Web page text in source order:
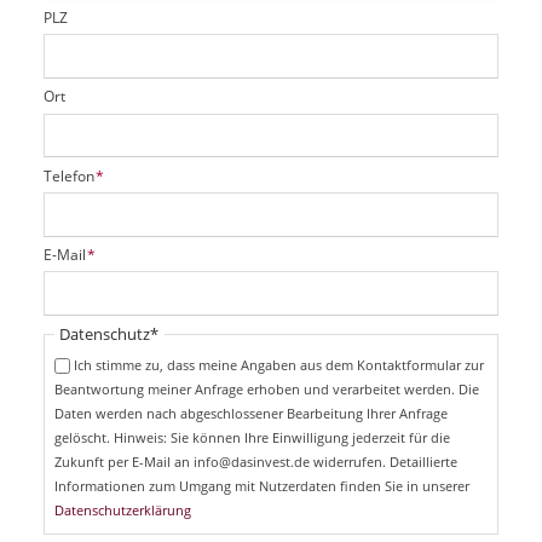
d
PLZ
Ort
P
f
i
c
t
f
Telefon*
P
f
i
E-Mail*
Pflichtfeld
Datenschutz*
Ich stimme zu, dass meine Angaben aus dem Kontaktformular zur
Beantwortung meiner Anfrage erhoben und verarbeitet werden. Die
Daten werden nach abgeschlossener Bearbeitung Ihrer Anfrage
gelöscht. Hinweis: Sie können Ihre Einwilligung jederzeit für die
Zukunft per E-Mail an info@dasinvest.de widerrufen. Detaillierte
Informationen zum Umgang mit Nutzerdaten finden Sie in unserer
Datenschutzerklärung